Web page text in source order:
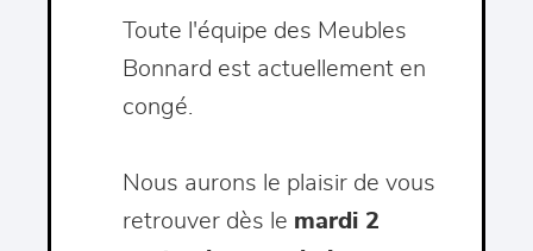
Toute l'équipe des Meubles
Bonnard est actuellement en
congé.
Nous aurons le plaisir de vous
retrouver dès le mardi 2